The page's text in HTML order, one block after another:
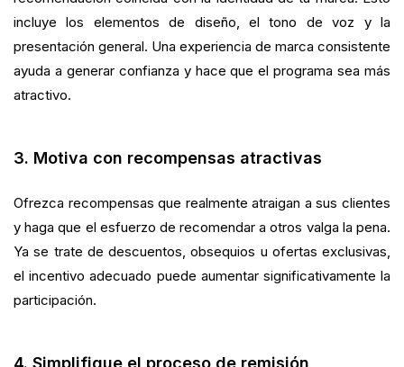
incluye los elementos de diseño, el tono de voz y la
presentación general. Una experiencia de marca consistente
ayuda a generar confianza y hace que el programa sea más
atractivo.
3. Motiva con recompensas atractivas
Ofrezca recompensas que realmente atraigan a sus clientes
y haga que el esfuerzo de recomendar a otros valga la pena.
Ya se trate de descuentos, obsequios u ofertas exclusivas,
el incentivo adecuado puede aumentar significativamente la
participación.